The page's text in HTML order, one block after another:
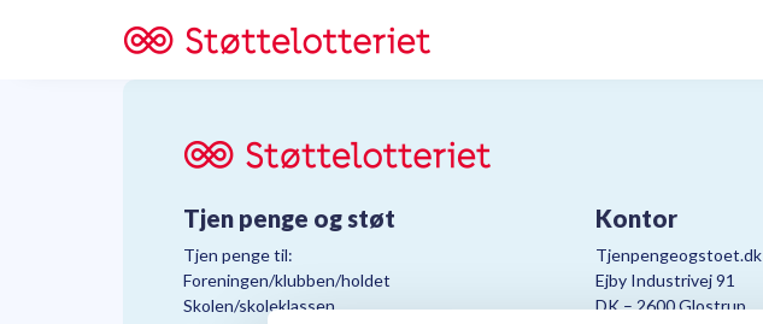
Tjen penge og støt
Tjen penge til:
Foreningen/klubben/holdet
Skolen/skoleklassen
Kontor
Tjenpengeogstoet.dk
Ejby Industrivej 91
DK – 2600 Glostrup